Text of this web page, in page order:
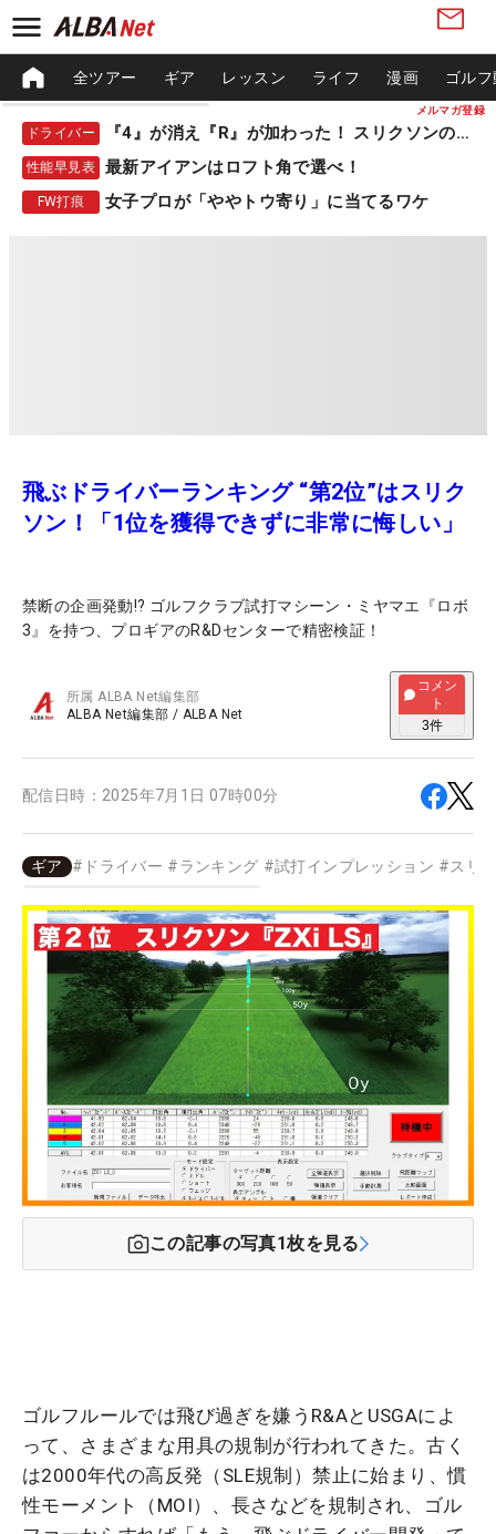
メルマガ登録
全ツアー ギア レッスン ライフ 漫画 ゴル
ドライバー 『4』が消え『R』が加わった！ スリクソンの新作
性能早見表 最新アイアンはロフト角で選べ！
FW打痕 女子プロが「ややトウ寄り」に当てるワケ
飛ぶドライバーランキング “第2位”はスリク
ソン！「1位を獲得できずに非常に悔しい」
禁断の企画発動!? ゴルフクラブ試打マシーン・ミヤマエ『ロボ
3』を持つ、プロギアのR&Dセンターで精密検証！
所属ALBA Net編集部
ALBA Net編集部 / ALBA Net
コメン
ト
3件
配信日時： 2025年7月1日 07時00分
ギア # ドライバー #ランキング #試打インプレッション #スリ
この記事の写真1枚を見る
ゴルフルールでは飛び過ぎを嫌うR&AとUSGAによ
って、さまざまな用具の規制が行われてきた。古く
は2000年代の高反発（SLE規制）禁止に始まり、慣
性モーメント（MOI）、長さなどを規制され、ゴル